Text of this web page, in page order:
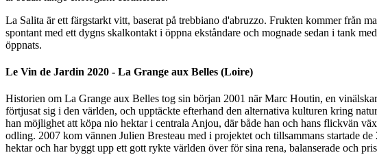
La Salita är ett färgstarkt vitt, baserat på trebbiano d'abruzzo. Frukten kommer från
spontant med ett dygns skalkontakt i öppna ekståndare och mognade sedan i tank
öppnats.
Le Vin de Jardin 2020 - La Grange aux Belles (Loire)
Historien om La Grange aux Belles tog sin början 2001 när Marc Houtin, en
förtjusat sig i den världen, och upptäckte efterhand den alternativa kulturen kring
han möjlighet att köpa nio hektar i centrala Anjou, där både han och hans flickvän
odling. 2007 kom vännen Julien Bresteau med i projektet och tillsammans startade
hektar och har byggt upp ett gott rykte världen över för sina rena, balanserade och